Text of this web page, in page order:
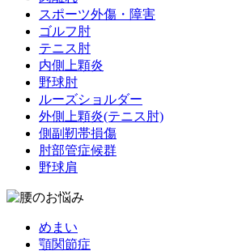
スポーツ外傷・障害
ゴルフ肘
テニス肘
内側上顆炎
野球肘
ルーズショルダー
外側上顆炎(テニス肘)
側副靭帯損傷
肘部管症候群
野球肩
めまい
顎関節症